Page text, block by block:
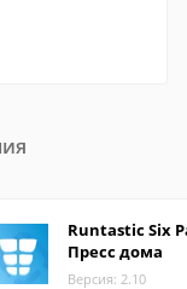
Runtastic Six
Пресс дома
Версия: 2.10